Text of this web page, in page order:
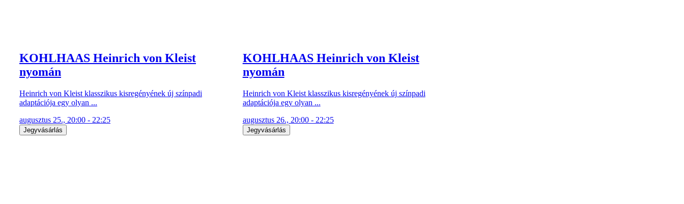
KOHLHAAS Heinrich von Kleist
nyomán
Heinrich von Kleist klasszikus kisregényének új színpadi
adaptációja egy olyan ...
augusztus 25., 20:00 - 22:25
Jegyvásárlás
KOHLHAAS Heinrich von Kleist
nyomán
Heinrich von Kleist klasszikus kisregényének új színpadi
adaptációja egy olyan ...
augusztus 26., 20:00 - 22:25
Jegyvásárlás